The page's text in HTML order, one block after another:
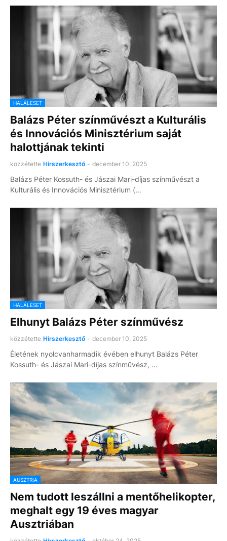
HALÁLESET
Balázs Péter színművészt a Kulturális
és Innovációs Minisztérium saját
halottjának tekinti
közzétette Hírszerkesztő - december 10, 2025
Balázs Péter Kossuth- és Jászai Mari-díjas színművészt a
Kulturális és Innovációs Minisztérium (…
HALÁLESET
Elhunyt Balázs Péter színművész
közzétette Hírszerkesztő - december 10, 2025
Életének nyolcvanharmadik évében elhunyt Balázs Péter
Kossuth- és Jászai Mari-díjas színművész, …
AUSZTRIA
Nem tudott leszállni a mentőhelikopter,
meghalt egy 19 éves magyar
Ausztriában